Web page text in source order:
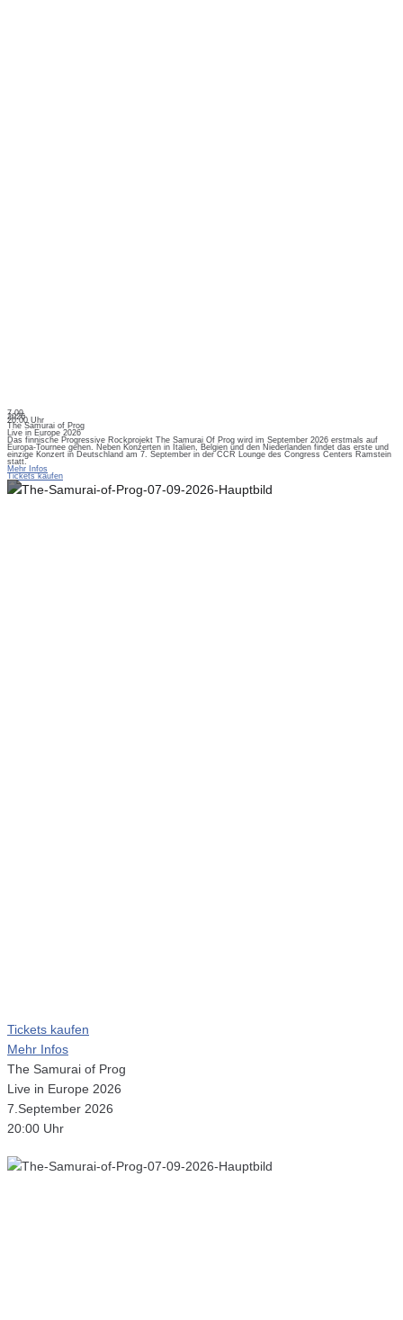
7.09.
2026
20:00 Uhr
The Samurai of Prog
Live in Europe 2026
Das finnische Progressive Rockprojekt The Samurai Of Prog wird im September 2026 erstmals auf
Europa-Tournee gehen. Neben Konzerten in Italien, Belgien und den Niederlanden findet das erste und
einzige Konzert in Deutschland am 7. September in der CCR Lounge des Congress Centers Ramstein
statt.
Mehr Infos
Tickets kaufen
Tickets kaufen
Mehr Infos
The Samurai of Prog
Live in Europe 2026
7.September 2026
20:00 Uhr